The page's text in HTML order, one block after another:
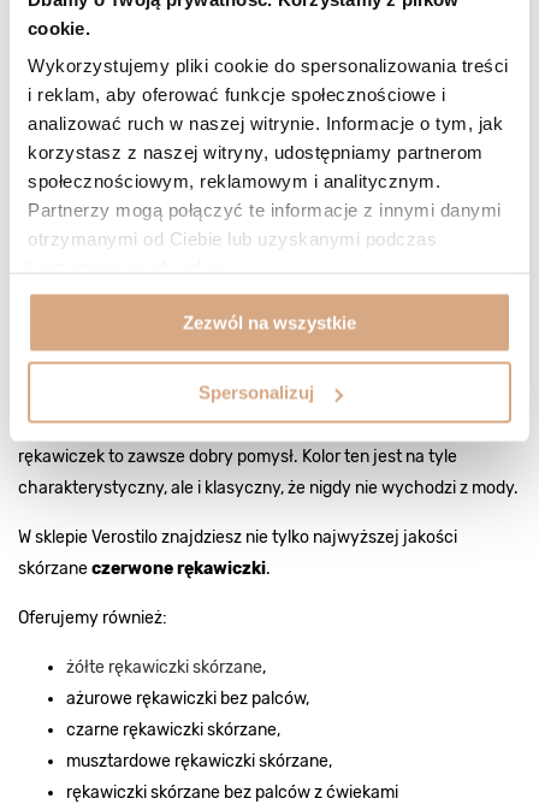
cookie.
Wykorzystujemy pliki cookie do spersonalizowania treści
i reklam, aby oferować funkcje społecznościowe i
analizować ruch w naszej witrynie. Informacje o tym, jak
korzystasz z naszej witryny, udostępniamy partnerom
społecznościowym, reklamowym i analitycznym.
Partnerzy mogą połączyć te informacje z innymi danymi
otrzymanymi od Ciebie lub uzyskanymi podczas
Zezwól na wszystkie
Spersonalizuj
dla marznących dłoni. Wszystkie rękawiczki ze skóry
wszystkim najwyższa jakość wykonania.
Czerwone rękawiczki - sprawdź
bestsellery od Verostilo
Wybierającrękawiczki zamszoweczy ze skóry, kierujemy się
zazwyczaj podstawowym kryterium - mają dostatecznie dobrze
rękawiczki powinny być ładne i pasować do wielu stylizacji. Nie
bez powodu spora część pań wybieraczerwone rękawiczki
skórzane. Mimo dość zauważalnego koloru, bez problemu można
je dopasować do każdego outfitu, zarówno tego codziennego jak i
na wyjścia biznesowe. Wybór skórzanych czerwonych
rękawiczek to zawsze dobry pomysł. Kolor ten jest na tyle
charakterystyczny, ale i klasyczny, że nigdy nie wychodzi z mody.
W sklepie Verostilo znajdziesz nie tylko najwyższej jakości
skórzaneczerwone rękawiczki.
Oferujemy również:
żółte rękawiczki skórzane,
ażurowe rękawiczki bez palców,
czarne rękawiczki skórzane,
musztardowe rękawiczki skórzane,
rękawiczki skórzane bez palców z ćwiekami